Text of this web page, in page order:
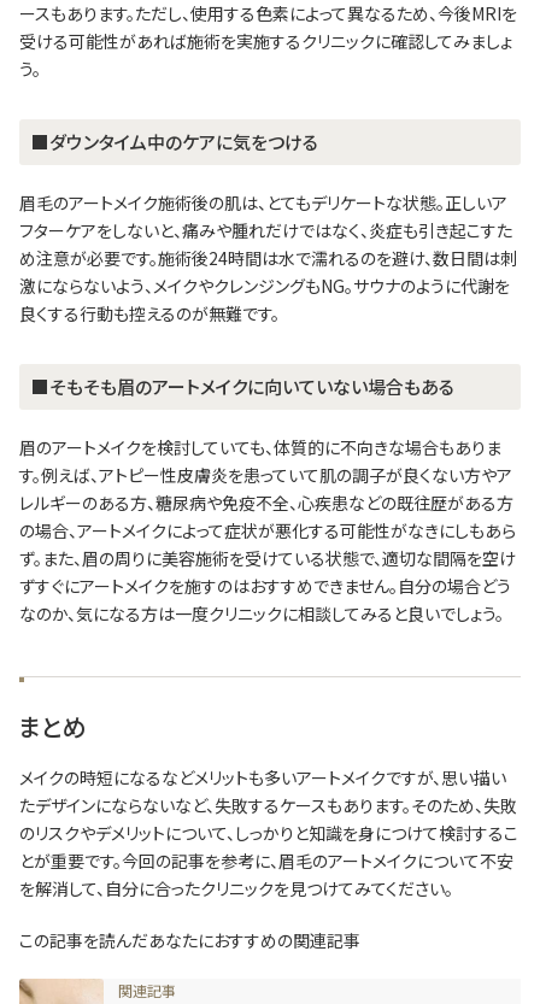
ースもあります。ただし、使用する色素によって異なるため、今後MRIを
受ける可能性があれば施術を実施するクリニックに確認してみましょ
う。
■ダウンタイム中のケアに気をつける
眉毛のアートメイク施術後の肌は、とてもデリケートな状態。正しいア
フターケアをしないと、痛みや腫れだけではなく、炎症も引き起こすた
め注意が必要です。施術後24時間は水で濡れるのを避け、数日間は刺
激にならないよう、メイクやクレンジングもNG。サウナのように代謝を
良くする行動も控えるのが無難です。
■そもそも眉のアートメイクに向いていない場合もある
眉のアートメイクを検討していても、体質的に不向きな場合もありま
す。例えば、アトピー性皮膚炎を患っていて肌の調子が良くない方やア
レルギーのある方、糖尿病や免疫不全、心疾患などの既往歴がある方
の場合、アートメイクによって症状が悪化する可能性がなきにしもあら
ず。また、眉の周りに美容施術を受けている状態で、適切な間隔を空け
ずすぐにアートメイクを施すのはおすすめできません。自分の場合どう
なのか、気になる方は一度クリニックに相談してみると良いでしょう。
まとめ
メイクの時短になるなどメリットも多いアートメイクですが、思い描い
たデザインにならないなど、失敗するケースもあります。そのため、失敗
のリスクやデメリットについて、しっかりと知識を身につけて検討するこ
とが重要です。今回の記事を参考に、眉毛のアートメイクについて不安
を解消して、自分に合ったクリニックを見つけてみてください。
この記事を読んだあなたにおすすめの関連記事